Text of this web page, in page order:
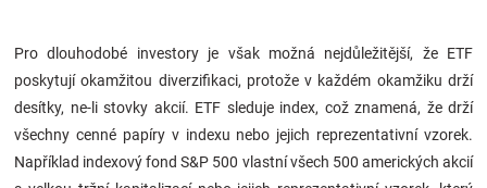
Pro dlouhodobé investory je však možná nejdůležitější, že ETF
poskytují okamžitou diverzifikaci, protože v každém okamžiku drží
desítky, ne-li stovky akcií. ETF sleduje index, což znamená, že drží
všechny cenné papíry v indexu nebo jejich reprezentativní vzorek.
Například indexový fond S&P 500 vlastní všech 500 amerických akcií